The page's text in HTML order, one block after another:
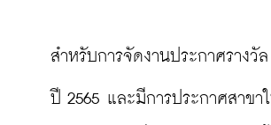
สำหรับการจัดงานประกาศรางวั
ปี 2565 และมีการประกาศสาข